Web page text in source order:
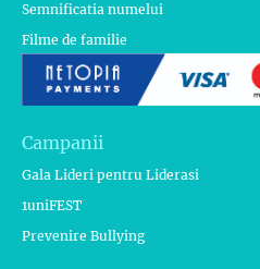
Semnificatia numelui
Filme de familie
Campanii
Gala Lideri pentru Liderasi
1uniFEST
Prevenire Bullying